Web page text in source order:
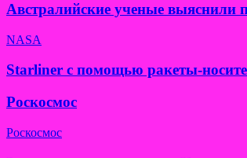
Австралийские ученые выяснили
NASA
Starliner с помощью ракеты-
Роскосмос
Роскосмос